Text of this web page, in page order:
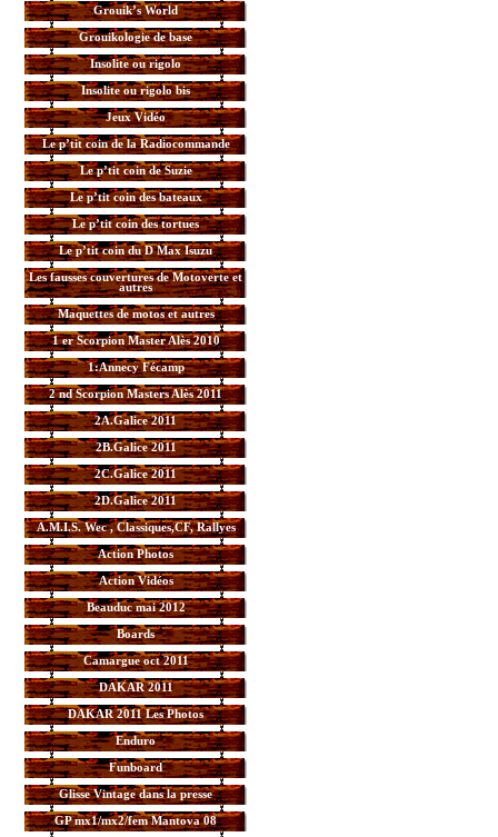
Grouik’s World
Grouikologie de base
Insolite ou rigolo
Insolite ou rigolo bis
Jeux Vidéo
Le p’tit coin de la Radiocommande
Le p’tit coin de Suzie
Le p’tit coin des bateaux
Le p’tit coin des tortues
Le p’tit coin du D Max Isuzu
Les fausses couvertures de Motoverte et
autres
Maquettes de motos et autres
1 er Scorpion Master Alès 2010
1:Annecy Fécamp
2 nd Scorpion Masters Alès 2011
2A.Galice 2011
2B.Galice 2011
2C.Galice 2011
2D.Galice 2011
A.M.I.S. Wec , Classiques,CF, Rallyes
Action Photos
Action Vidéos
Beauduc mai 2012
Boards
Camargue oct 2011
DAKAR 2011
DAKAR 2011 Les Photos
Enduro
Funboard
Glisse Vintage dans la presse
GP mx1/mx2/fem Mantova 08